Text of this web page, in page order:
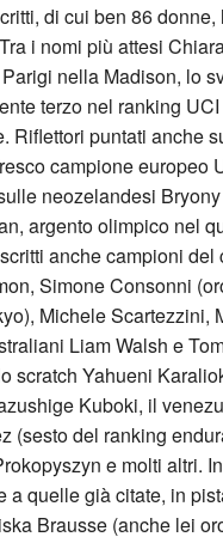
di cui ben 86 donne,
i nomi più attesi
nella Madison, lo
terzo nel ranking UCI
Riflettori puntati anche
campione europeo
neozelandesi
argento olimpico nel
anche campioni del
Simone Consonni
Michele Scartezzini,
Liam Walsh e
scratch Yahueni
Kuboki, il
(sesto del ranking
e molti altri.
a quelle già citate, in
Brausse (anche lei